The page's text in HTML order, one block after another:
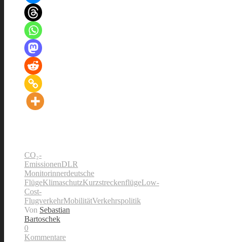
CO₂-
EmissionenDLR
Monitorinnerdeutsche
FlügeKlimaschutzKurzstreckenflügeLow-
Cost-
FlugverkehrMobilitätVerkehrspolitik
Von Sebastian
Bartoschek
0
Kommentare